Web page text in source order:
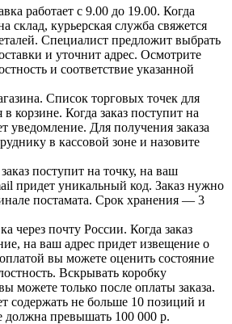
работает с 9.00 до 19.00. Когда
склад, курьерская служба свяжется
Специалист предложит выбрать
и уточнит адрес. Осмотрите
и соответствие указанной
Список торговых точек для
корзине. Когда заказ поступит на
уведомление. Для получения заказа
в кассовой зоне и назовите
поступит на точку, на ваш
придет уникальный код. Заказ нужно
постамата. Срок хранения — 3
через почту России. Когда заказ
на ваш адрес придет извещение о
вы можете оценить состояние
Вскрывать коробку
можете только после оплаты заказа.
содержать не больше 10 позиций и
должна превышать 100 000 р.